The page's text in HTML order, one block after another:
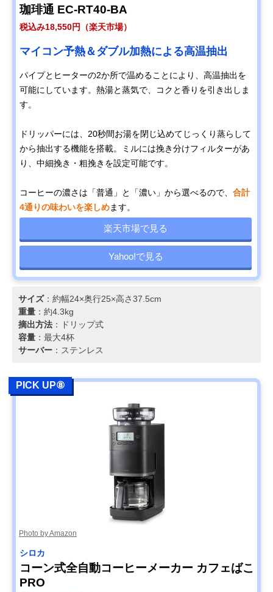
珈琲通 EC-RT40-BA
税込み18,550円（楽天市場）
マイコン予熱＆ダブル加熱による高温抽出
パイプとヒーターの2か所で温めることにより、高温抽出を
可能にしています。熱湯と蒸気で、コクと香りを引き出しま
す。
ドリッパーには、20秒間お湯を閉じ込めてじっくり蒸らして
から抽出する機能を搭載。ミルには挽き分けフィルターがあ
り、中細挽き・粗挽きを設定可能です。
コーヒーの濃さは「普通」と「濃い」から選べるので、 合計
4通りの味わいを楽しめます。
楽天市場で見る
Yahoo!で見る
サイズ：約幅24×奥行25×高さ37.5cm
重量 ：約4.3kg
摘出方法 ：ドリップ式
容量 ：最大4杯
サーバー ：ステンレス
PICK UP⑧
Photo by Amazon
シロカ
コーン式全自動コーヒーメーカー カフェばこ
PRO